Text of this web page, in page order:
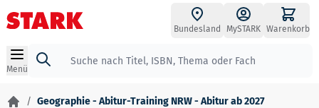
Zum Inhalt springen
Bundesland MySTARK Warenkorb
Menü
Suche
/ Geographie - Abitur-Training NRW - Abitur ab 2027